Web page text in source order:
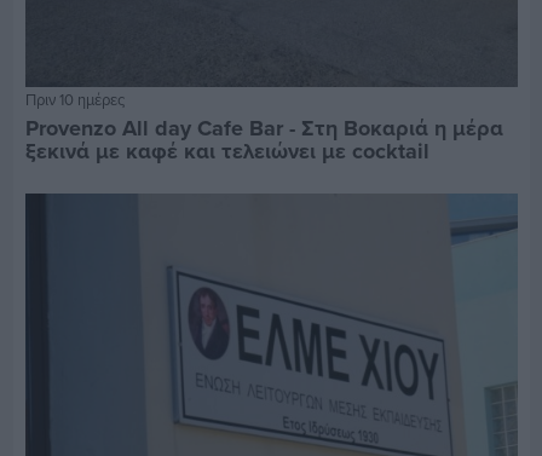
Πριν 10 ημέρες
Provenzo All day Cafe Bar - Στη Βοκαριά η μέρα
ξεκινά με καφέ και τελειώνει με cocktail